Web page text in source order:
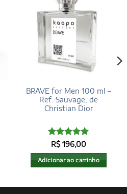
BRAVE for Men 100 ml –
Ref. Sauvage, de
Christian Dior
Avaliação
4.93de 5
R$196,00
Adicionar ao carrinho